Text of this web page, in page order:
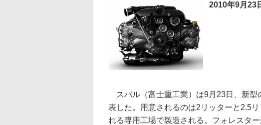
2010年9月23
スバル（富士重工業）は9月23日、新型
表した。用意されるのは2リッターと2.5
れる専用工場で製造される。フォレスタ